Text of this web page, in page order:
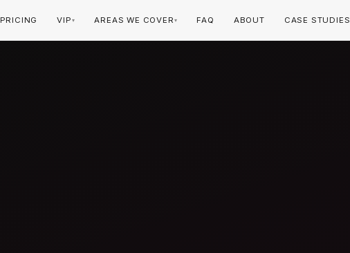
PRICING VIP ▾ AREAS WE COVER ▾ FAQ ABOUT CASE STUDIES